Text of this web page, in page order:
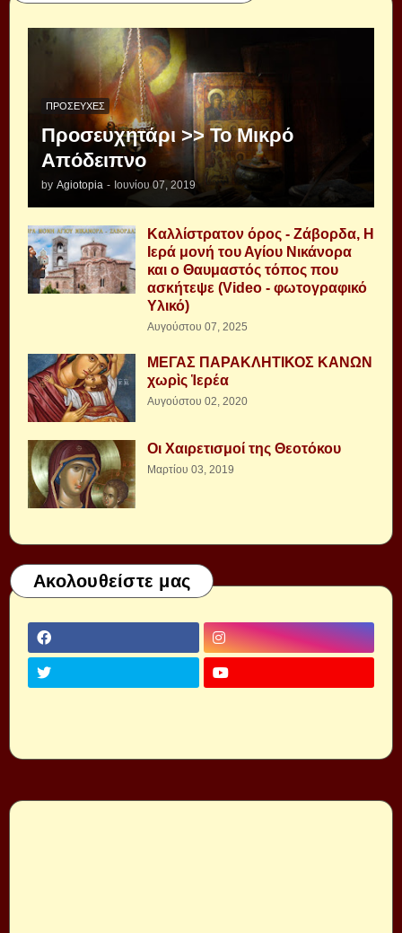
ΠΡΟΣΕΥΧΈΣ
Προσευχητάρι >> Το Μικρό
Απόδειπνο
by Agiotopia - Ιουνίου 07, 2019
Καλλίστρατον όρος - Ζάβορδα, Η
Ιερά μονή του Αγίου Νικάνορα
και ο Θαυμαστός τόπος που
ασκήτεψε (Video - φωτογραφικό
Υλικό)
Αυγούστου 07, 2025
ΜΕΓΑΣ ΠΑΡΑΚΛΗΤΙΚΟΣ ΚΑΝΩΝ
χωρὶς Ἱερέα
Αυγούστου 02, 2020
Οι Χαιρετισμοί της Θεοτόκου
Μαρτίου 03, 2019
Ακολουθείστε μας